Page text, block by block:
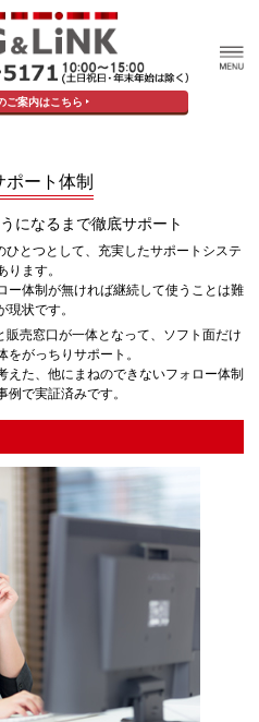
ご案内はこちら
ポート体制
になるまで徹底サポート
ひとつとして、充実したサポートシステ
ります。
ー体制が無ければ継続して使うことは難
現状です。
販売窓口が一体となって、ソフト面だけ
をがっちりサポート。
えた、他にまねのできないフォロー体制
例で実証済みです。